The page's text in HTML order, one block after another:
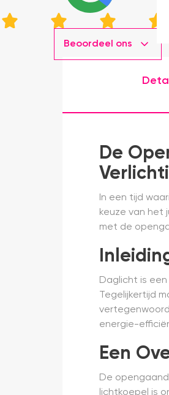
Beoordeel ons
De
In een tijd
keuze van het
met de
Daglicht is
Tegelijkertijd
energie-
Een
De
lichtkoepel is